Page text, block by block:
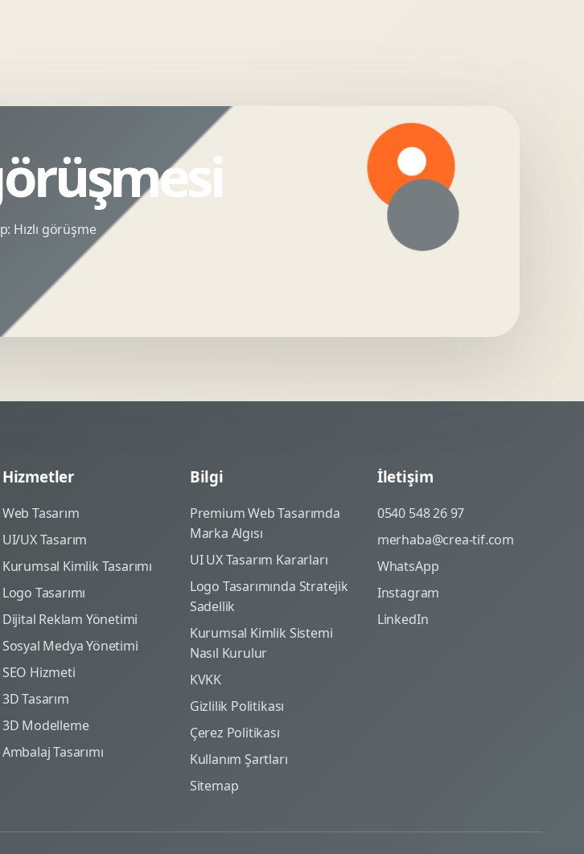
Hızlı görüşme
Hizmetler
Web Tasarım
UI/UX Tasarım
Kurumsal Kimlik Tasarımı
Logo Tasarımı
Dijital Reklam Yönetimi
Sosyal Medya Yönetimi
SEO Hizmeti
3D Tasarım
3D Modelleme
Ambalaj Tasarımı
Bilgi
Premium Web Tasarımda
Marka Algısı
UI UX Tasarım Kararları
Logo Tasarımında Stratejik
Sadellik
Kurumsal Kimlik Sistemi
Nasıl Kurulur
KVKK
Gizlilik Politikası
Çerez Politikası
Kullanım Şartları
Sitemap
İletişim
0540 548 26 97
merhaba@crea-tif.com
WhatsApp
Instagram
LinkedIn